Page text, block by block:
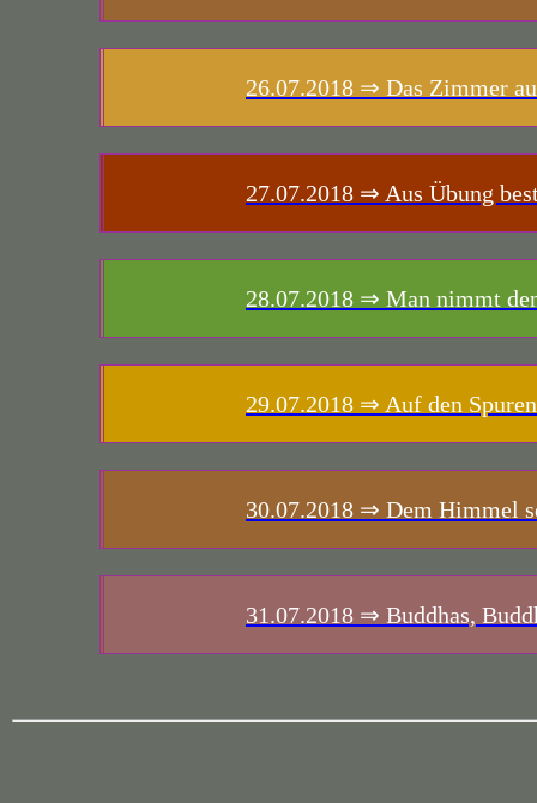
26.07.2018 ⇒ Das Zimmer
27.07.2018 ⇒ Aus Übung
28.07.2018 ⇒ Man nimmt
29.07.2018 ⇒ Auf den
30.07.2018 ⇒ Dem Himmel
31.07.2018 ⇒ Buddhas,